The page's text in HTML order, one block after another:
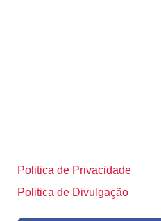
Politica de Privacidade
Politica de Divulgação